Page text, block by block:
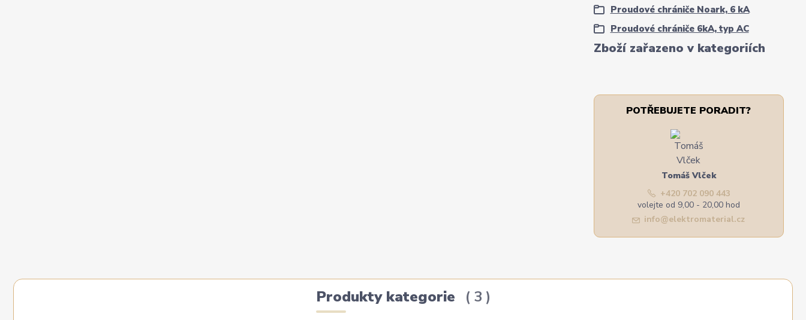
Zboží zařazeno v kategoriích
Proudové chrániče Noark, 6 kA
Proudové chrániče 6kA, typ AC
POTŘEBUJETE PORADIT?
Tomáš Vlček
+420 702 090 443
volejte od 9,00 - 20,00 hod
info@elektromaterial.cz
Produkty kategorie 3